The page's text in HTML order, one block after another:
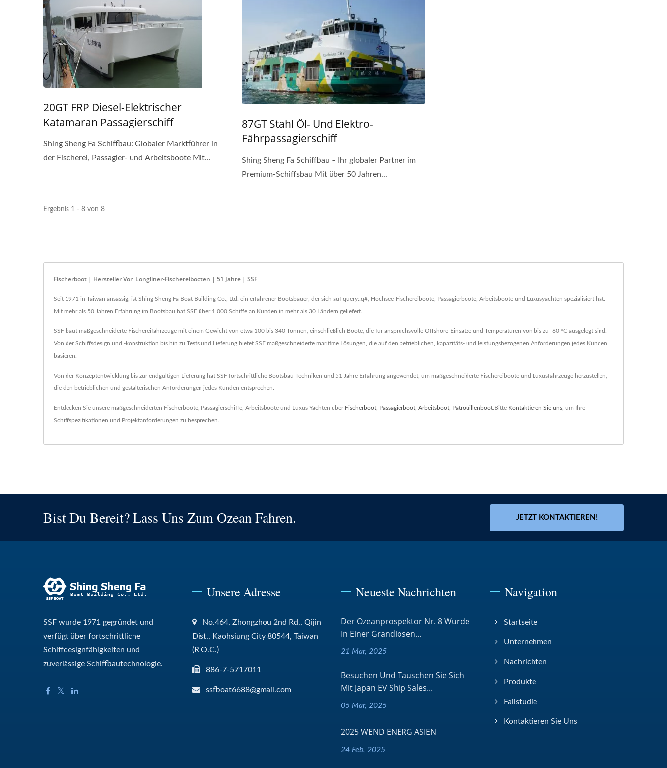
20GT FRP Diesel-Elektrischer
Katamaran Passagierschiff
Shing Sheng Fa Schiffbau: Globaler Marktführer in
der Fischerei, Passagier- und Arbeitsboote Mit...
87GT Stahl Öl- Und Elektro-
Fährpassagierschiff
Shing Sheng Fa Schiffbau – Ihr globaler Partner im
Premium-Schiffsbau Mit über 50 Jahren...
Ergebnis 1 - 8 von 8
Fischerboot | Hersteller Von Longliner-Fischereibooten | 51 Jahre | SSF
Seit 1971 in Taiwan ansässig, ist Shing Sheng Fa Boat Building Co., Ltd. ein erfahrener Bootsbauer, der sich auf query::q#, Hochsee-Fischereiboote, Passagierboote, Arbeitsboote und Luxusyachten spezialisiert hat.
Mit mehr als 50 Jahren Erfahrung im Bootsbau hat SSF über 1.000 Schiffe an Kunden in mehr als 30 Ländern geliefert.
SSF baut maßgeschneiderte Fischereifahrzeuge mit einem Gewicht von etwa 100 bis 340 Tonnen, einschließlich Boote, die für anspruchsvolle Offshore-Einsätze und Temperaturen von bis zu -60 °C ausgelegt sind.
Von der Schiffsdesign und -konstruktion bis hin zu Tests und Lieferung bietet SSF maßgeschneiderte maritime Lösungen, die auf den betrieblichen, kapazitäts- und leistungsbezogenen Anforderungen jedes Kunden
basieren.
Von der Konzeptentwicklung bis zur endgültigen Lieferung hat SSF fortschrittliche Bootsbau-Techniken und 51 Jahre Erfahrung angewendet, um maßgeschneiderte Fischereiboote und Luxusfahrzeuge herzustellen,
die den betrieblichen und gestalterischen Anforderungen jedes Kunden entsprechen.
Entdecken Sie unsere maßgeschneiderten Fischerboote, Passagierschiffe, Arbeitsboote und Luxus-Yachten über Fischerboot Passagierboot Arbeitsboot Patrouillenboot .Bitte Kontaktieren Sie uns , um Ihre
Schiffspezifikationen und Projektanforderungen zu besprechen.
Bist Du Bereit? Lass Uns Zum Ozean Fahren. JETZT KONTAKTIEREN!
SSF wurde 1971 gegründet und
verfügt über fortschrittliche
Schiffdesignfähigkeiten und
zuverlässige Schiffbautechnologie.
Unsere Adresse
No.464, Zhongzhou 2nd Rd., Qijin
Dist., Kaohsiung City 80544, Taiwan
(R.O.C.)
886-7-5717011
ssfboat6688@gmail.com
Neueste Nachrichten
Der Ozeanprospektor Nr. 8 Wurde
In Einer Grandiosen...
21 Mar, 2025
Besuchen Und Tauschen Sie Sich
Mit Japan EV Ship Sales...
05 Mar, 2025
2025 WEND ENERG ASIEN
24 Feb, 2025
Navigation
Startseite
Unternehmen
Nachrichten
Produkte
Fallstudie
Kontaktieren Sie Uns